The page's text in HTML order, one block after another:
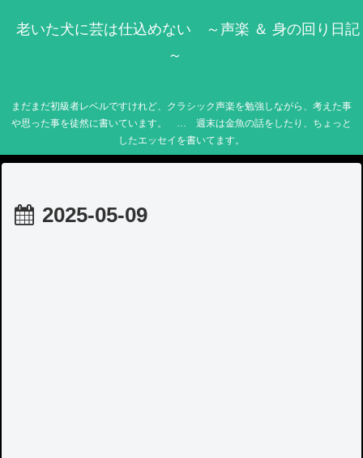
老いた犬に芸は仕込めない ～声楽 ＆ 身の回り日記
～
まだまだ初級者レベルですけれど、クラシック声楽を勉強しながら、考えた事
や思った事を徒然に書いています。 … 週末は金魚の話をしたり、ちょっと
したエッセイを書いてます。
2025-05-09